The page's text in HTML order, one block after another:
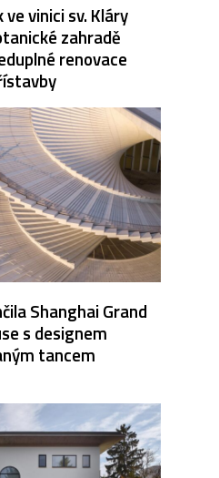
vinici sv. Kláry
zahradě
renovace
Shanghai Grand
s designem
tancem